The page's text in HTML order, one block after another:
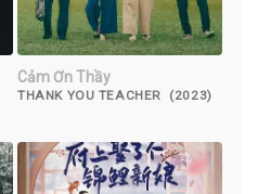
Cảm Ơn Thầy
THANK YOU TEACHER (2023)